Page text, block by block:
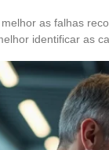
as falhas
identificar as